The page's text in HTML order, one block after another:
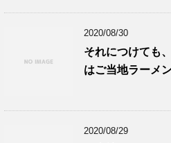
2020/08/30
それにつけても
はご当地ラーメン
2020/08/29